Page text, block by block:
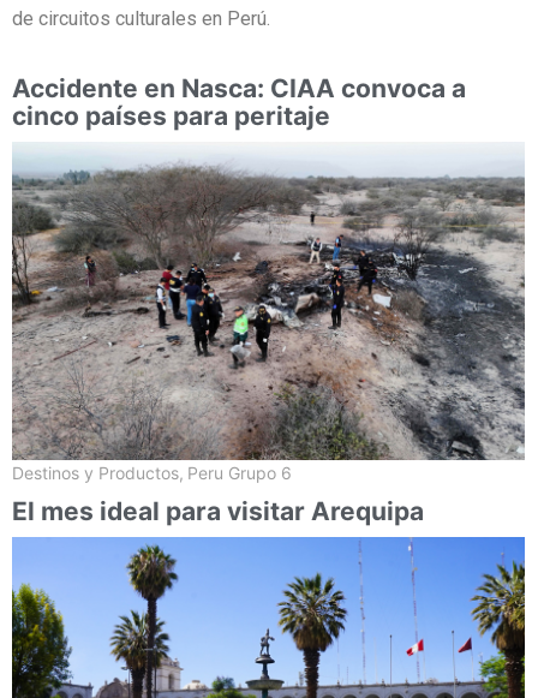
de circuitos culturales en Perú.
Accidente en Nasca: CIAA convoca a
cinco países para peritaje
Destinos y Productos, Peru Grupo 6
El mes ideal para visitar Arequipa